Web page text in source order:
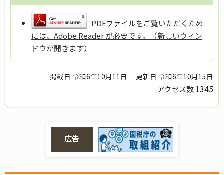
PDFファイルをご覧いただくため
には、Adobe Reader が必要です。（新しいウィン
ドウが開きます）
掲載日 令和6年10月11日 更新日 令和6年10月15日
アクセス数1345
広告